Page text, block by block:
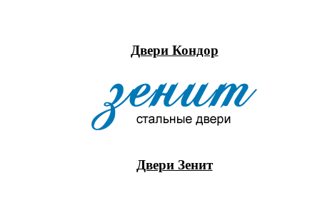
Двери Кондор
Двери Зенит